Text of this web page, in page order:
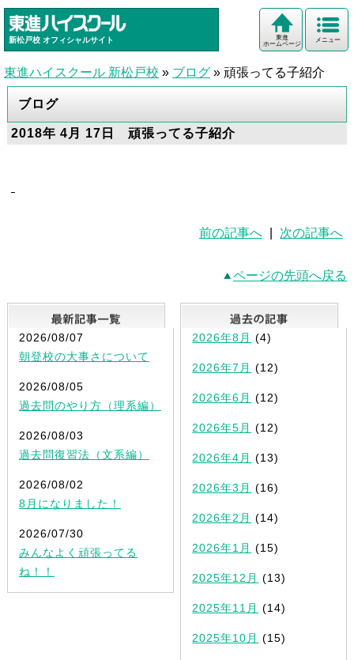
新松戸校 オフィシャルサイト メニュー
東進
ホームページ
東進ハイスクール 新松戸校 » ブログ » 頑張ってる子紹介
ブログ
2018年 4月 17日 頑張ってる子紹介
前の記事へ 次の記事へ
ページの先頭へ戻る
最新記事一覧
2026/08/07
朝登校の大事さについて
2026/08/05
過去問のやり方（理系編）
2026/08/03
過去問復習法（文系編）
2026/08/02
8月になりました！
2026/07/30
みんなよく頑張ってる
ね！！
2026年8月 (4)
2026年7月 (12)
2026年6月 (12)
2026年5月 (12)
2026年4月 (13)
2026年3月 (16)
2026年2月 (14)
2026年1月 (15)
2025年12月 (13)
2025年11月 (14)
2025年10月 (15)